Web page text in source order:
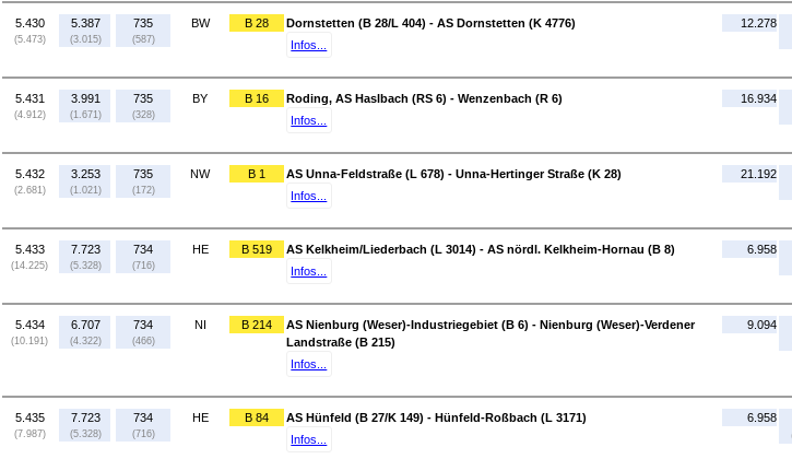
5.430
(5.473)
5.387
(3.015)
735
(587)
BW B 28
Dornstetten (B 28/L 404) - AS Dornstetten (K 4776)
Infos...
12.278
5.431
(4.912)
3.991
(1.671)
735
(328)
BY B 16
Roding, AS Haslbach (RS 6) - Wenzenbach (R 6)
Infos...
16.934
5.432
(2.681)
3.253
(1.021)
735
(172)
NW B 1
AS Unna-Feldstraße (L 678) - Unna-Hertinger Straße (K 28)
Infos...
21.192
5.433
(14.225)
7.723
(5.328)
734
(716)
HE B 519
AS Kelkheim/Liederbach (L 3014) - AS nördl. Kelkheim-Hornau (B 8)
Infos...
6.958
5.434
(10.191)
6.707
(4.322)
734
(466)
NI B 214
AS Nienburg (Weser)-Industriegebiet (B 6) - Nienburg (Weser)-Verdener
Landstraße (B 215)
Infos...
9.094
5.435
(7.987)
7.723
(5.328)
734
(716)
HE B 84
AS Hünfeld (B 27/K 149) - Hünfeld-Roßbach (L 3171)
Infos...
6.958